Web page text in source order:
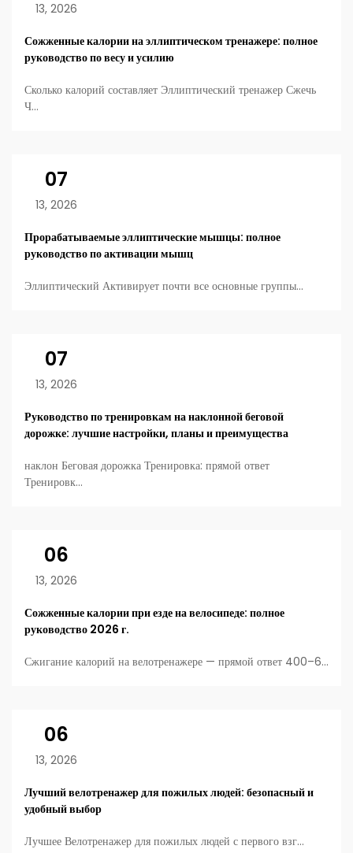
13, 2026
Сожженные калории на эллиптическом тренажере: полное
руководство по весу и усилию
Сколько калорий составляет Эллиптический тренажер Сжечь
Ч...
07
13, 2026
Прорабатываемые эллиптические мышцы: полное
руководство по активации мышц
Эллиптический Активирует почти все основные группы...
07
13, 2026
Руководство по тренировкам на наклонной беговой
дорожке: лучшие настройки, планы и преимущества
наклон Беговая дорожка Тренировка: прямой ответ
Тренировк...
06
13, 2026
Сожженные калории при езде на велосипеде: полное
руководство 2026 г.
Сжигание калорий на велотренажере — прямой ответ 400–6...
06
13, 2026
Лучший велотренажер для пожилых людей: безопасный и
удобный выбор
Лучшее Велотренажер для пожилых людей с первого взг...